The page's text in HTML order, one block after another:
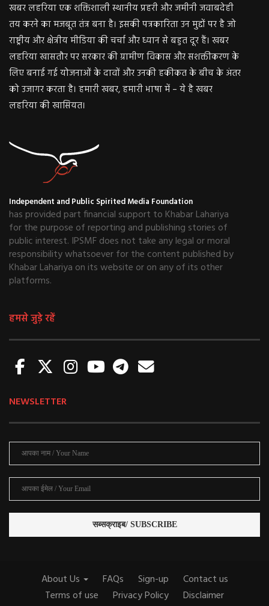
खबर लहरिया एक शक्तिशाली स्थानीय प्रहरी और जमीनी जवाबदेही
तय करने का मजबूत तंत्र बना है। इसकी पत्रकारिता उन मुद्दों पर है जो
राष्ट्रीय और क्षेत्रीय मीडिया की चर्चा और ध्यान से बहुत दूर हैं। खबर
लहरिया खासतौर पर सरकार की ग्रामीण विकास और सशक्तीकरण के
लिए बनाई गई योजनाओं के दावों और उनकी हकीकत के बीच के अंतर
को उजागर करता है। हमारी खबर, हमारी भाषा में – ये है खबर
लहरिया की खासियत।
Independent and Public Spirited Media Foundation
has provided part financial support to Khabar Lahariya
for the purpose of reporting and publishing stories of
public interest. IPSMF does not take any legal or moral
responsibility whatsoever for the content published by
Khabar Lahariya on its website or on any of its other
platforms.
हमसे जुड़े रहें
NEWSLETTER
About Us FAQs Sign-up
Contact us
Terms of use
Privacy Policy Disclaimer